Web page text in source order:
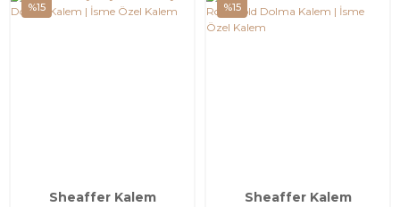
%15
Sheaffer Kalem
%15
Sheaffer Kalem